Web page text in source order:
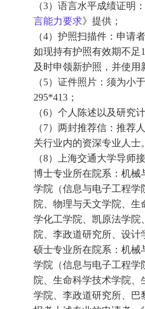
（3）语言水平成绩证明
言能力要求》提供；
（4）护照扫描件：申请
如现持有护照有效期不足
及时申领新护照，并使用
（5）证件照片：须为小
295*413；
（6）个人陈述以及研究
（7）两封推荐信：推荐
关行业内的资深专业人士
（8）上海交通大学导师
博士专业所在院系：机械
学院（信息与电子工程学
院、物理与天文学院、
学化工学院、凯原法学院
院、李政道研究所、设
硕士专业所在院系：机械
学院（信息与电子工程学
院、生命科学技术学院
学院、李政道研究所、巴